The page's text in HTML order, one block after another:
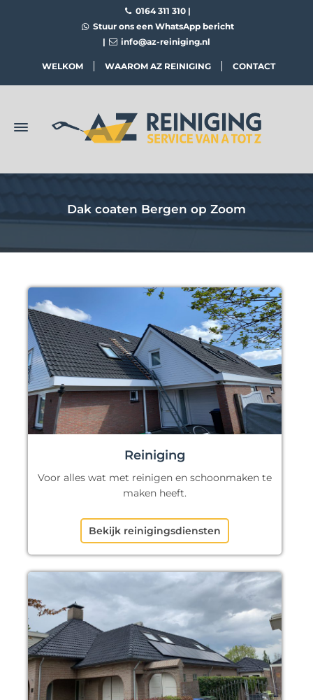
0164 311 310 |
Stuur ons een WhatsApp bericht
|
info@az-reiniging.nl
WELKOM WAAROM AZ REINIGING CONTACT
Dak coaten Bergen op Zoom
Reiniging
Voor alles wat met reinigen en schoonmaken te
maken heeft.
Bekijk reinigingsdiensten